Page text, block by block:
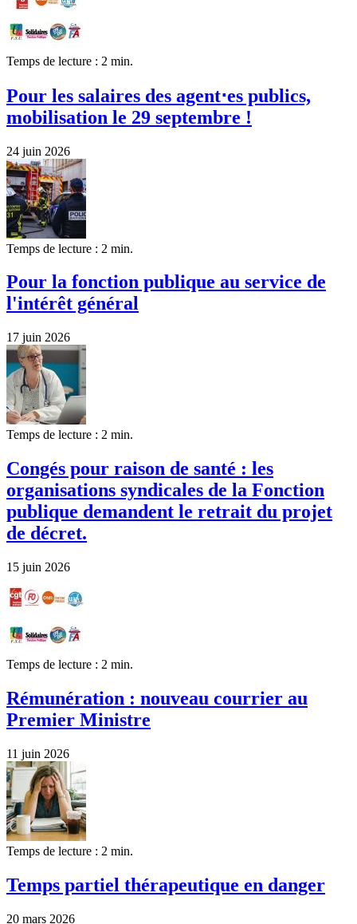
Temps de lecture : 2 min.
Pour les salaires des agent⋅es publics,
mobilisation le 29 septembre !
24 juin 2026
Temps de lecture : 2 min.
Pour la fonction publique au service de
l'intérêt général
17 juin 2026
Temps de lecture : 2 min.
Congés pour raison de santé : les
organisations syndicales de la Fonction
publique demandent le retrait du projet
de décret.
15 juin 2026
Temps de lecture : 2 min.
Rémunération : nouveau courrier au
Premier Ministre
11 juin 2026
Temps de lecture : 2 min.
Temps partiel thérapeutique en danger
20 mars 2026